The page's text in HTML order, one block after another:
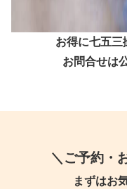
お得に七五三
お問合せは
＼ご予約・
まずはお